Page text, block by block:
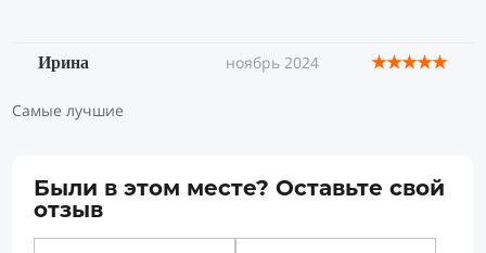
Ирина ноябрь 2024 ★★★★★
Самые лучшие
Были в этом месте? Оставьте свой
отзыв